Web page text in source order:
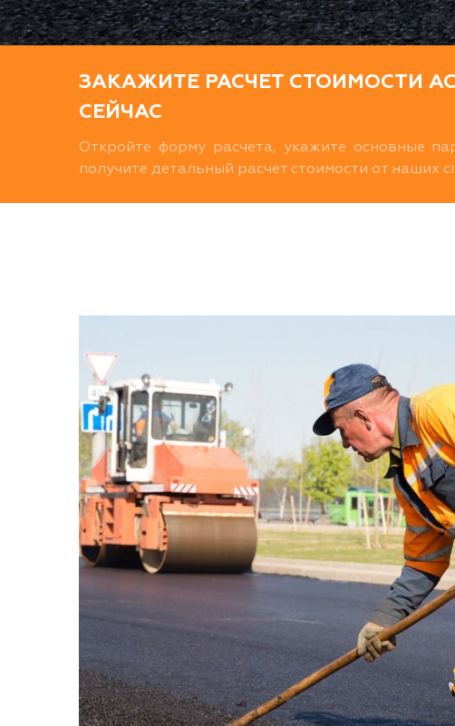
ЗАКАЖИТЕ РАСЧЕТ СТОИМОСТИ
СЕЙЧАС
Откройте форму расчета, укажите основные
получите детальный расчет стоимости от наших